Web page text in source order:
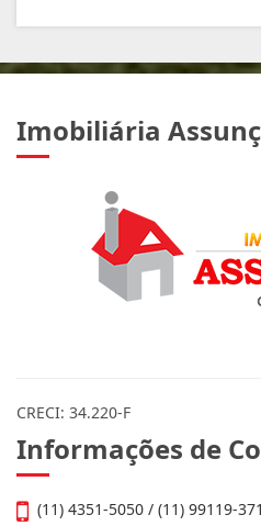
Imobiliária
CRECI: 34.220-F
Informações de
(11) 4351-5050 / (11) 99119-